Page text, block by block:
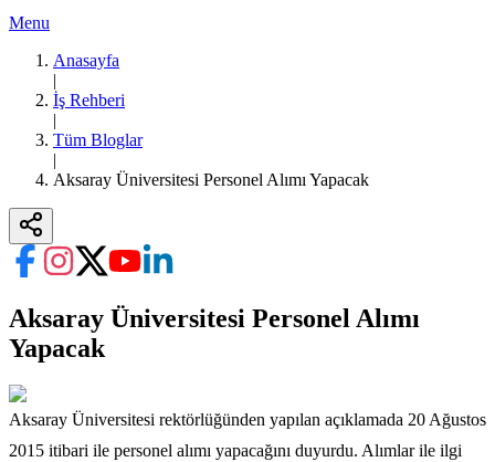
Menu
Anasayfa
|
İş Rehberi
|
Tüm Bloglar
|
Aksaray Üniversitesi Personel Alımı Yapacak
Aksaray Üniversitesi Personel Alımı
Yapacak
Aksaray Üniversitesi rektörlüğünden yapılan açıklamada 20 Ağustos
2015 itibari ile personel alımı yapacağını duyurdu. Alımlar ile ilgi